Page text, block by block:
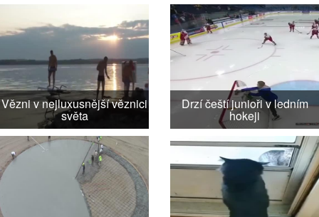
Vězni v nejluxusnější věznici
světa
Drzí čeští junioři v ledním
hokeji